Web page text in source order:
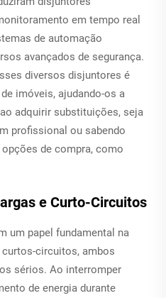
em tempo real
de automação
avançados de segurança.
diversos disjuntores é
imóveis, ajudando-os a
adquirir substituições, seja
profissional ou sabendo
de compra, como
e Curto-Circuitos
um papel fundamental na
curtos-circuitos, ambos
sérios. Ao interromper
de energia durante